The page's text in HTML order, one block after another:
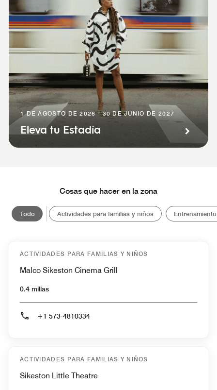
1 DE AGOSTO DE 2026 - 30 DE JUNIO DE 2027
Eleva tu Estadía
Cosas que hacer en la zona
Todo Actividades para familias y niños Entrenamiento
ACTIVIDADES PARA FAMILIAS Y NIÑOS
Malco Sikeston Cinema Grill
0.4 millas
+1 573-4810334
ACTIVIDADES PARA FAMILIAS Y NIÑOS
Sikeston Little Theatre